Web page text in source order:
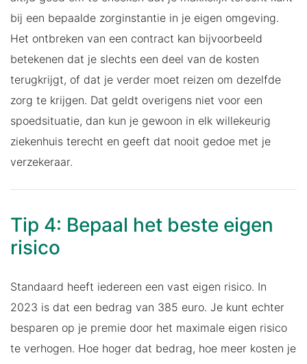
bij een bepaalde zorginstantie in je eigen omgeving.
Het ontbreken van een contract kan bijvoorbeeld
betekenen dat je slechts een deel van de kosten
terugkrijgt, of dat je verder moet reizen om dezelfde
zorg te krijgen. Dat geldt overigens niet voor een
spoedsituatie, dan kun je gewoon in elk willekeurig
ziekenhuis terecht en geeft dat nooit gedoe met je
verzekeraar.
Tip 4: Bepaal het beste eigen
risico
Standaard heeft iedereen een vast eigen risico. In
2023 is dat een bedrag van 385 euro. Je kunt echter
besparen op je premie door het maximale eigen risico
te verhogen. Hoe hoger dat bedrag, hoe meer kosten je